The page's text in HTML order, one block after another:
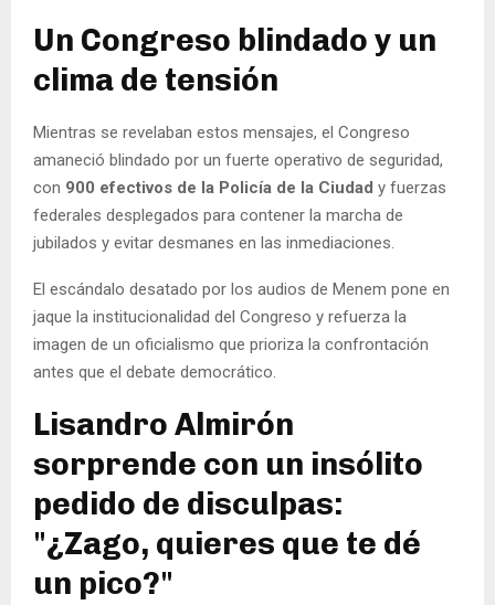
Un Congreso blindado y un
clima de tensión
Mientras se revelaban estos mensajes, el Congreso
amaneció blindado por un fuerte operativo de seguridad,
con 900 efectivos de la Policía de la Ciudad y fuerzas
federales desplegados para contener la marcha de
jubilados y evitar desmanes en las inmediaciones.
El escándalo desatado por los audios de Menem pone en
jaque la institucionalidad del Congreso y refuerza la
imagen de un oficialismo que prioriza la confrontación
antes que el debate democrático.
Lisandro Almirón
sorprende con un insólito
pedido de disculpas:
"¿Zago, quieres que te dé
un pico?"